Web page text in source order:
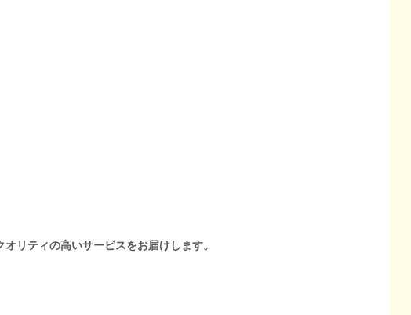
リティの高いサービスをお届けします。